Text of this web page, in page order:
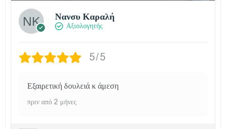
Νανσυ Καραλή
Αξιολογητής
5/5
Εξαιρετική δουλειά κ άμεση
πριν από 2 μήνες